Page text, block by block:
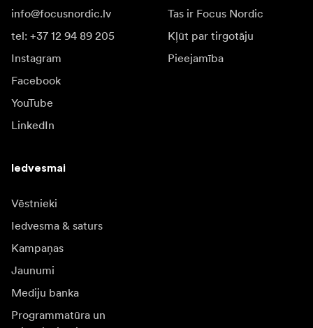
info@focusnordic.lv
tel: +37 12 94 89 205
Instagram
Facebook
YouTube
LinkedIn
Tas ir Focus Nordic
Kļūt par tirgotāju
Pieejamība
Iedvesmai
Vēstnieki
Iedvesma & saturs
Kampaņas
Jaunumi
Mediju banka
Programmatūra un